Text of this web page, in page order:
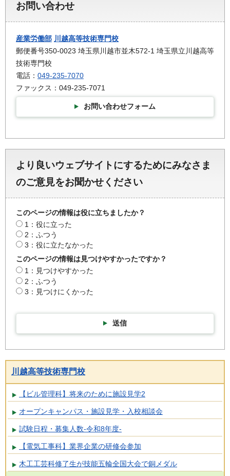
お問い合わせ
産業労働部 川越高等技術専門校
郵便番号350-0023 埼玉県川越市並木572-1 埼玉県立川越高等
技術専門校
電話： 049-235-7070
ファックス：049-235-7071
お問い合わせフォーム
より良いウェブサイトにするためにみなさま
のご意見をお聞かせください
このページの情報は役に立ちましたか？
1：役に立った
2：ふつう
3：役に立たなかった
このページの情報は見つけやすかったですか？
1：見つけやすかった
2：ふつう
3：見つけにくかった
送信
川越高等技術専門校
【ビル管理科】将来のために施設見学2
オープンキャンパス・施設見学・入校相談会
試験日程・募集人数-令和8年度-
【電気工事科】業界企業の研修会参加
木工工芸科修了生が技能五輪全国大会で銅メダル